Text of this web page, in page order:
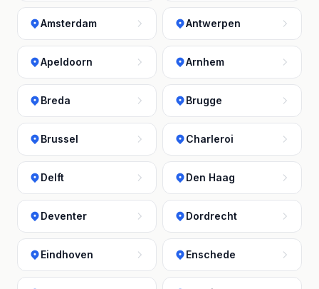
Amsterdam Antwerpen
Apeldoorn Arnhem
Breda Brugge
Brussel Charleroi
Delft Den Haag
Deventer Dordrecht
Eindhoven Enschede